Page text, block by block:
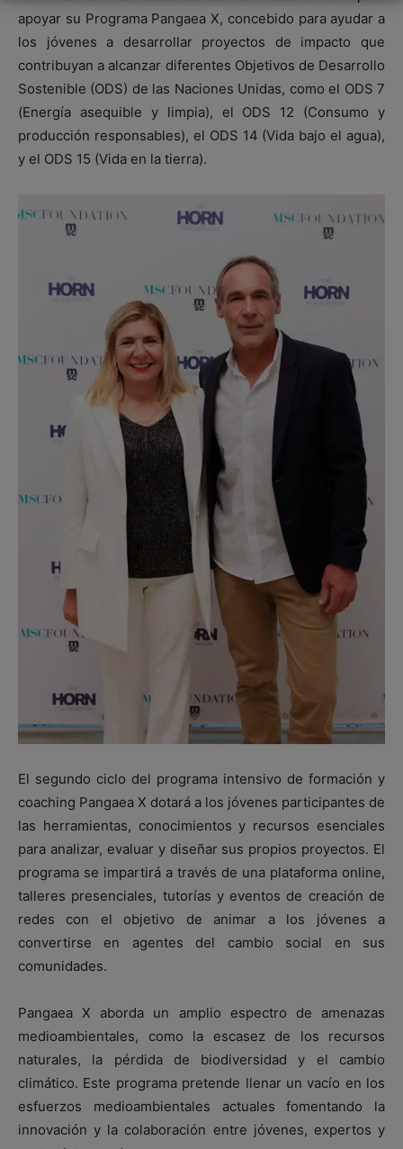
apoyar su Programa Pangaea X, concebido para ayudar a
los jóvenes a desarrollar proyectos de impacto que
contribuyan a alcanzar diferentes Objetivos de Desarrollo
Sostenible (ODS) de las Naciones Unidas, como el ODS 7
(Energía asequible y limpia), el ODS 12 (Consumo y
producción responsables), el ODS 14 (Vida bajo el agua),
y el ODS 15 (Vida en la tierra).
El segundo ciclo del programa intensivo de formación y
coaching Pangaea X dotará a los jóvenes participantes de
las herramientas, conocimientos y recursos esenciales
para analizar, evaluar y diseñar sus propios proyectos. El
programa se impartirá a través de una plataforma online,
talleres presenciales, tutorías y eventos de creación de
redes con el objetivo de animar a los jóvenes a
convertirse en agentes del cambio social en sus
comunidades.
Pangaea X aborda un amplio espectro de amenazas
medioambientales, como la escasez de los recursos
naturales, la pérdida de biodiversidad y el cambio
climático. Este programa pretende llenar un vacío en los
esfuerzos medioambientales actuales fomentando la
innovación y la colaboración entre jóvenes, expertos y